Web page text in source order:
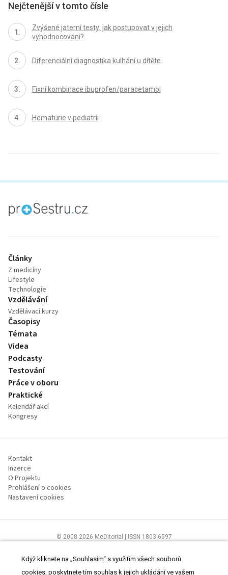
Nejčtenější v tomto čísle
Zvýšené jaterní testy: jak postupovat v jejich
vyhodnocování?
Diferenciální diagnostika kulhání u dítěte
Fixní kombinace ibuprofen/paracetamol
Hematurie v pediatrii
proLékaře.cz
Články
Z medicíny
Lifestyle
Technologie
Vzdělávání
Vzdělávací kurzy
Časopisy
Témata
Videa
Podcasty
Testování
Práce v oboru
Praktické
Kalendář akcí
Kongresy
Kontakt
Inzerce
O Projektu
Prohlášení o cookies
Nastavení cookies
© 2008-2026 MeDitorial | ISSN 1803-6597
pracovníkům.Čtěte prohlášeníaZásady zpracování osobních údajů
Když kliknete na „Souhlasím“ s využitím všech souborů
cookies, poskytnete tím souhlas k jejich ukládání ve vašem